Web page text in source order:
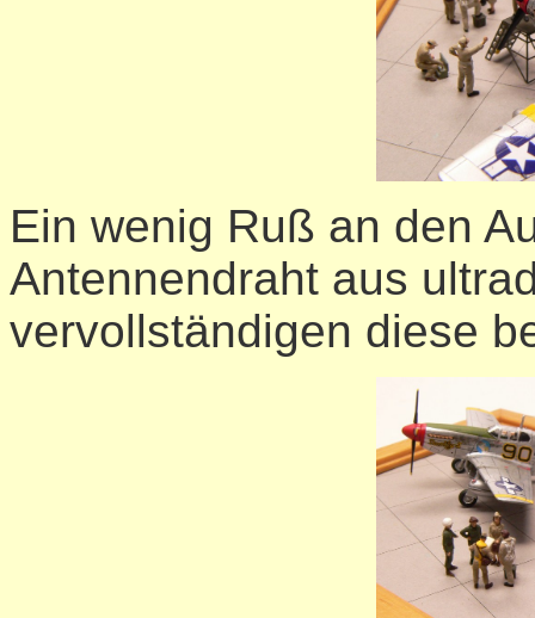
Ein wenig Ruß an den
Antennendraht aus
vervollständigen diese